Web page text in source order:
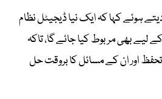
ہوئے کہا کہ ایک نیا ڈیجیٹل نظام
لیے بھی مربوط کیا جائے گا، تاکہ
اور ان کے مسائل کا بروقت حل